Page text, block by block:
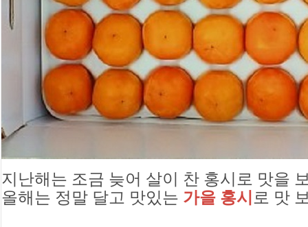
지난해는 조금 늦어 살이 찬 홍시로 맛을
올해는 정말 달고 맛있는 가을 홍시 로 맛